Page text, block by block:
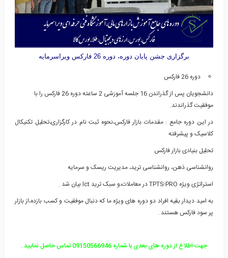
برگزاری جشن پایان دوره، دوره 26 فارکس ویراسرمایه
دوره 26 فارکس
دانشجویان پس از گذراندن 16 جلسه آموزشی 2 ساعته دوره 26 فارکس را با
موفقیت گذراندند.
در این دوره جامع : مقدمات بازار فارکس،نحوهثبت نام در کارگزاری،تحلیل تکنیکال
کلاسیک و پیشرفته
تحلیل بنیادی بازار فارکس
روانشناسی ذهن، روانشناسی ترید، مدیریت ریسک و سرمایه
استراتژی ویژه TPTS-PRO
در معاملات،و سبک ترید Ict بیان شد .
به امید دیدار بقیه افراد دو دوره های ویژه ما که دنبال موفقیت و کسب بازده،از بازار
پر سود فارکس هستند .
جهت اطلاع از دوره های بعدی با شماره 09150566946 تماس حاصل نمایید .